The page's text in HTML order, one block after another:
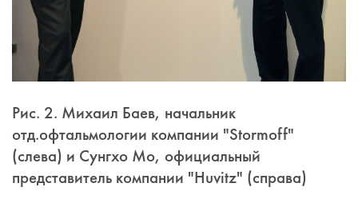
Рис. 2. Михаил Баев, начальник
отд.офтальмологии компании "Stormoff"
(слева) и Сунгхо Мо, официальный
представитель компании "Huvitz" (справа)